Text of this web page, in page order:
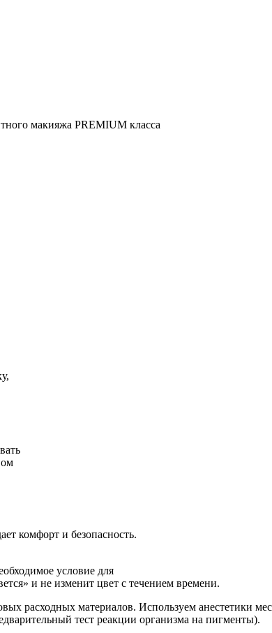
макияжа PREMIUM класса
комфорт и безопасность.
условие для
и не изменит цвет с течением времени.
расходных материалов. Используем анестетики
тест реакции организма на пигменты).